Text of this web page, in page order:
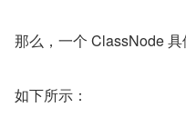
那么，一个 ClassNode
如下所示：